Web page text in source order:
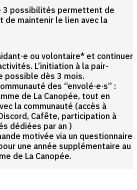
3 possibilités permettent de
de maintenir le lien avec la
ou volontaire* et continuer
L’initiation à la pair-
possible dès 3 mois.
des “envolé·e·s” :
de La Canopée, tout en
la communauté (accès à
Cafête, participation à
dédiées par an )
motivée via un questionnaire
une année supplémentaire au
de La Canopée.